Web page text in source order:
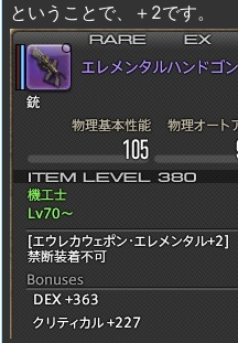
ということで、＋2です。